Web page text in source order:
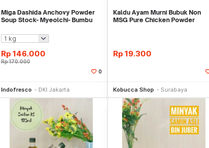
Miga Dashida Anchovy Powder
Soup Stock- Myeolchi- Bumbu
Rp 146.000
Rp170.000
0
Indofresco DKI Jakarta
Kaldu Ayam Murni Bubuk Non
MSG Pure Chicken Powder
Rp 19.300
Kobucca Shop Surabaya